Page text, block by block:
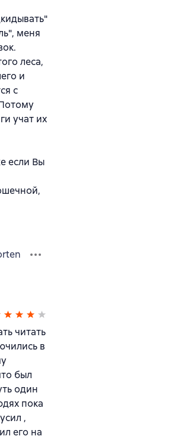
меня
леса,
и
с
учат их
если Вы
читать
в
был
один
пока
,
его на